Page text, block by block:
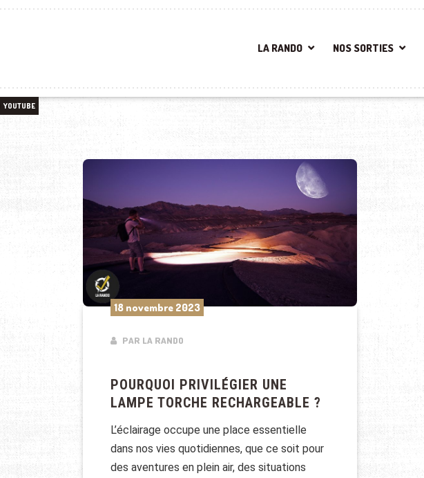
LA RANDO NOS SORTIES
YOUTUBE
18 novembre 2023
PAR LA RANDO
POURQUOI PRIVILÉGIER UNE
LAMPE TORCHE RECHARGEABLE ?
L’éclairage occupe une place essentielle
dans nos vies quotidiennes, que ce soit pour
des aventures en plein air, des situations